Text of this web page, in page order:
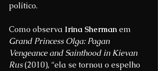
político.
Como observa Irina Sherman em
Grand Princess Olga: Pagan
Vengeance and Sainthood in Kievan
Rus (2010), “ela se tornou o espelho